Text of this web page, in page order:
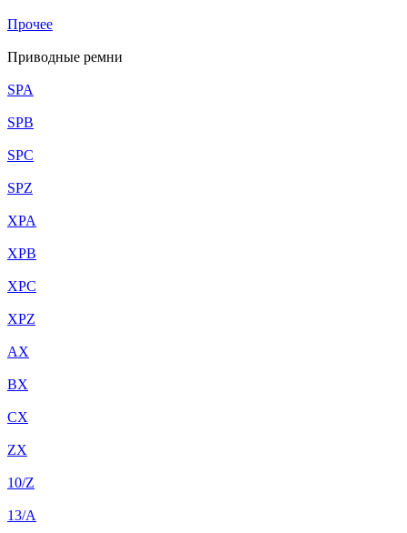
Прочее
Приводные ремни
SPA
SPB
SPC
SPZ
XPA
XPB
XPC
XPZ
AX
BX
CX
ZX
10/Z
13/A